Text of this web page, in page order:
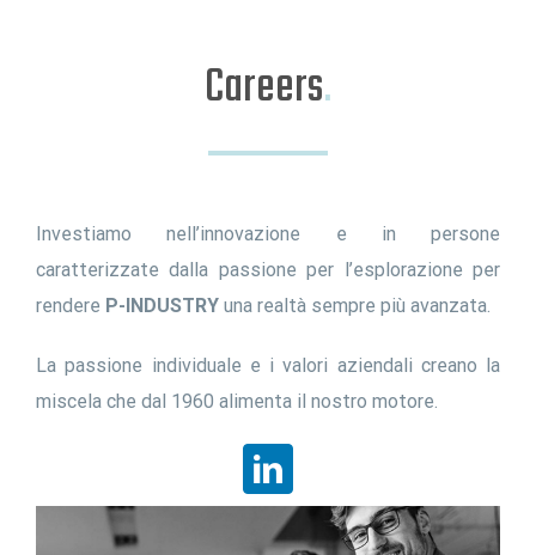
Careers.
Investiamo nell’innovazione e in persone
caratterizzate dalla passione per l’esplorazione per
rendere P-INDUSTRY una realtà sempre più avanzata.
La passione individuale e i valori aziendali creano la
miscela che dal 1960 alimenta il nostro motore.